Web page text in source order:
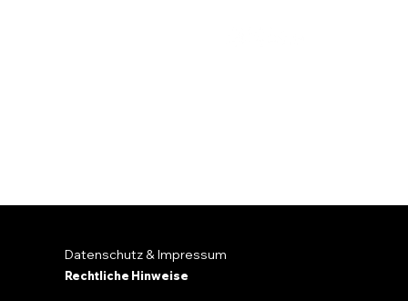
Datenschutz & Impressum
Rechtliche Hinweise